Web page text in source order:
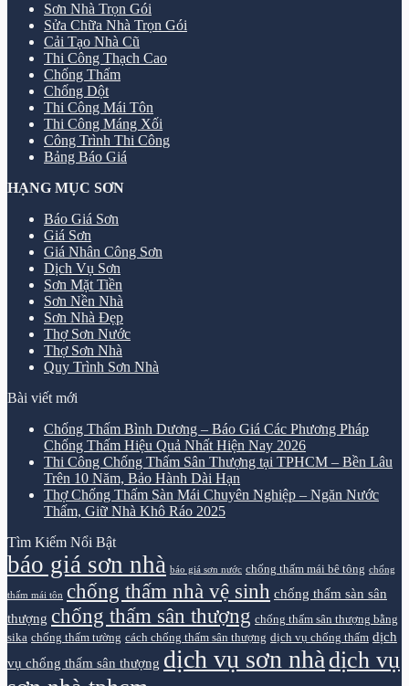
Sơn Nhà Trọn Gói
Sửa Chữa Nhà Trọn Gói
Cải Tạo Nhà Cũ
Thi Công Thạch Cao
Chống Thấm
Chống Dột
Thi Công Mái Tôn
Thi Công Máng Xối
Công Trình Thi Công
Bảng Báo Giá
HẠNG MỤC SƠN
Báo Giá Sơn
Giá Sơn
Giá Nhân Công Sơn
Dịch Vụ Sơn
Sơn Mặt Tiền
Sơn Nền Nhà
Sơn Nhà Đẹp
Thợ Sơn Nước
Thợ Sơn Nhà
Quy Trình Sơn Nhà
Bài viết mới
Chống Thấm Bình Dương – Báo Giá Các Phương Pháp
Chống Thấm Hiệu Quả Nhất Hiện Nay 2026
Thi Công Chống Thấm Sân Thượng tại TPHCM – Bền Lâu
Trên 10 Năm, Bảo Hành Dài Hạn
Thợ Chống Thấm Sàn Mái Chuyên Nghiệp – Ngăn Nước
Thấm, Giữ Nhà Khô Ráo 2025
Tìm Kiếm Nổi Bật
báo giá sơn nhà báo giá sơn nước chống thấm mái bê tông chống
thấm mái tôn chống thấm nhà vệ sinh chống thấm sàn sân
thượng chống thấm sân thượng chống thấm sân thượng bằng
sika chống thấm tường cách chống thấm sân thượng dịch vụ chống thấm dịch
vụ chống thấm sân thượng dịch vụ sơn nhà dịch vụ